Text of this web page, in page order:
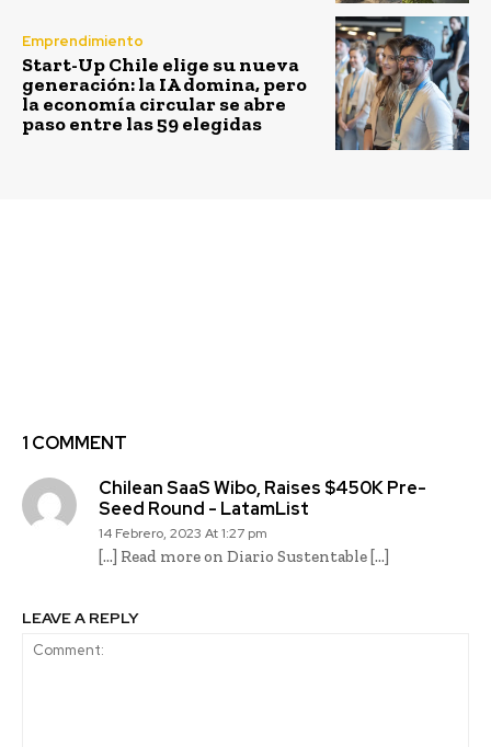
Emprendimiento
Start-Up Chile elige su nueva
generación: la IA domina, pero
la economía circular se abre
paso entre las 59 elegidas
1 COMMENT
Chilean SaaS Wibo, Raises $450K Pre-
Seed Round - LatamList
14 Febrero, 2023 At 1:27 pm
[…] Read more on Diario Sustentable […]
LEAVE A REPLY